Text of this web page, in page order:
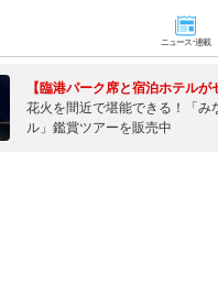
ニュース･連載
【臨港パーク席と宿泊ホテルが
花火を間近で堪能できる！「み
ル」鑑賞ツアーを販売中